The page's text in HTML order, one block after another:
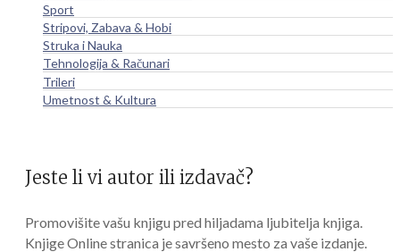
Sport
Stripovi, Zabava & Hobi
Struka i Nauka
Tehnologija & Računari
Trileri
Umetnost & Kultura
Jeste li vi autor ili izdavač?
Promovišite vašu knjigu pred hiljadama ljubitelja knjiga.
Knjige Online stranica je savršeno mesto za vaše izdanje.